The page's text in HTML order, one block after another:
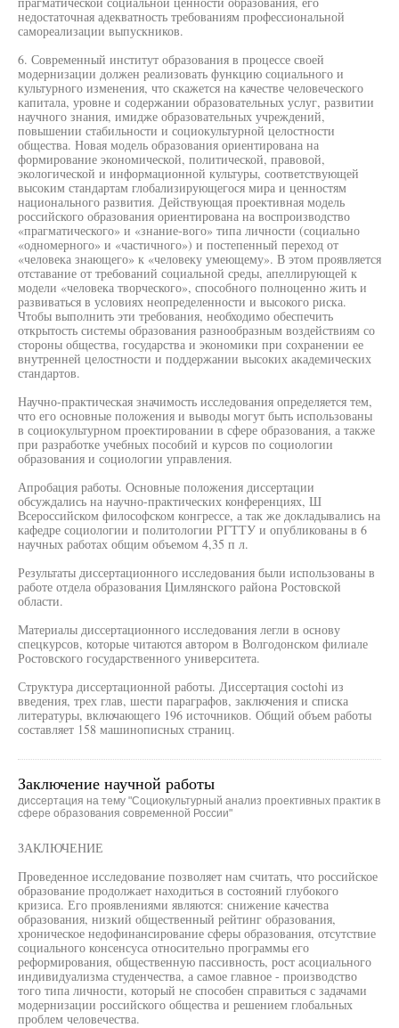
недостаточная адекватность требованиям профессиональной
самореализации выпускников.
6. Современный институт образования в процессе своей
модернизации должен реализовать функцию социального и
культурного изменения, что скажется на качестве человеческого
капитала, уровне и содержании образовательных услуг, развитии
научного знания, имидже образовательных учреждений,
повышении стабильности и социокультурной целостности
общества. Новая модель образования ориентирована на
формирование экономической, политической, правовой,
экологической и информационной культуры, соответствующей
высоким стандартам глобализирующегося мира и ценностям
национального развития. Действующая проективная модель
российского образования ориентирована на воспроизводство
«прагматического» и «знание-вого» типа личности (социально
«одномерного» и «частичного») и постепенный переход от
«человека знающего» к «человеку умеющему». В этом проявляется
отставание от требований социальной среды, апеллирующей к
модели «человека творческого», способного полноценно жить и
развиваться в условиях неопределенности и высокого риска.
Чтобы выполнить эти требования, необходимо обеспечить
открытость системы образования разнообразным воздействиям со
стороны общества, государства и экономики при сохранении ее
внутренней целостности и поддержании высоких академических
стандартов.
Научно-практическая значимость исследования определяется тем,
что его основные положения и выводы могут быть использованы
в социокультурном проектировании в сфере образования, а также
при разработке учебных пособий и курсов по социологии
образования и социологии управления.
Апробация работы. Основные положения диссертации
обсуждались на научно-практических конференциях, Ш
Всероссийском философском конгрессе, а так же докладывались на
кафедре социологии и политологии РГТТУ и опубликованы в 6
научных работах общим объемом 4,35 п л.
Результаты диссертационного исследования были использованы в
работе отдела образования Цимлянского района Ростовской
области.
Материалы диссертационного исследования легли в основу
спецкурсов, которые читаются автором в Волгодонском филиале
Ростовского государственного университета.
Структура диссертационной работы. Диссертация coctohi из
введения, трех глав, шести параграфов, заключения и списка
литературы, включающего 196 источников. Общий объем работы
составляет 158 машинописных страниц.
Заключение научной работы
диссертация на тему "Социокультурный анализ проективных практик в
сфере образования современной России"
ЗАКЛЮЧЕНИЕ
Проведенное исследование позволяет нам считать, что российское
образование продолжает находиться в состояний глубокого
кризиса. Его проявлениями являются: снижение качества
образования, низкий общественный рейтинг образования,
хроническое недофинансирование сферы образования, отсутствие
социального консенсуса относительно программы его
реформирования, общественную пассивность, рост асоциального
индивидуализма студенчества, а самое главное - производство
того типа личности, который не способен справиться с задачами
модернизации российского общества и решением глобальных
проблем человечества.